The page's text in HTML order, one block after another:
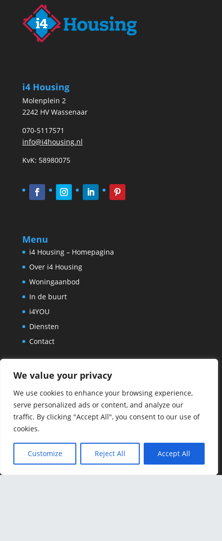
We value your privacy
We use cookies to enhance your browsing experience,
serve personalized ads or content, and analyze our
traffic. By clicking "Accept All", you consent to our use of
cookies.
Customize Reject All Accept All
i4 Housing
Molenplein 2
2242 HV Wassenaar
070-5117571
info@i4housing.nl
KvK: 58980075
Menu
i4 Housing – Homepagina
Over i4 Housing
Woningaanbod
In de buurt
i4YOU
Diensten
Contact
Neem contact op
Ga naar de contact pagina of klik op de knop
hieronder en stuur ons een e-mail.